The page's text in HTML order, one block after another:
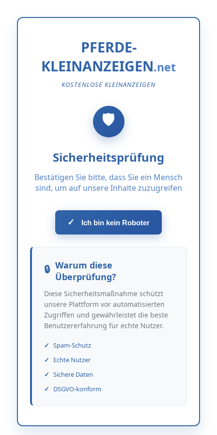
PFERDE-
KLEINANZEIGEN
KOSTENLOSE KLEINANZEIGEN
Sicherheitsprüfung
Bestätigen Sie bitte, dass Sie ein Mensch
sind, um auf unsere Inhalte zuzugreifen
✓ Ich bin kein Roboter
Warum diese
Überprüfung?
Diese Sicherheitsmaßnahme schützt
unsere Plattform vor automatisierten
Zugriffen und gewährleistet die beste
Benutzererfahrung für echte Nutzer.
Spam-Schutz
Echte Nutzer
Sichere Daten
DSGVO-konform